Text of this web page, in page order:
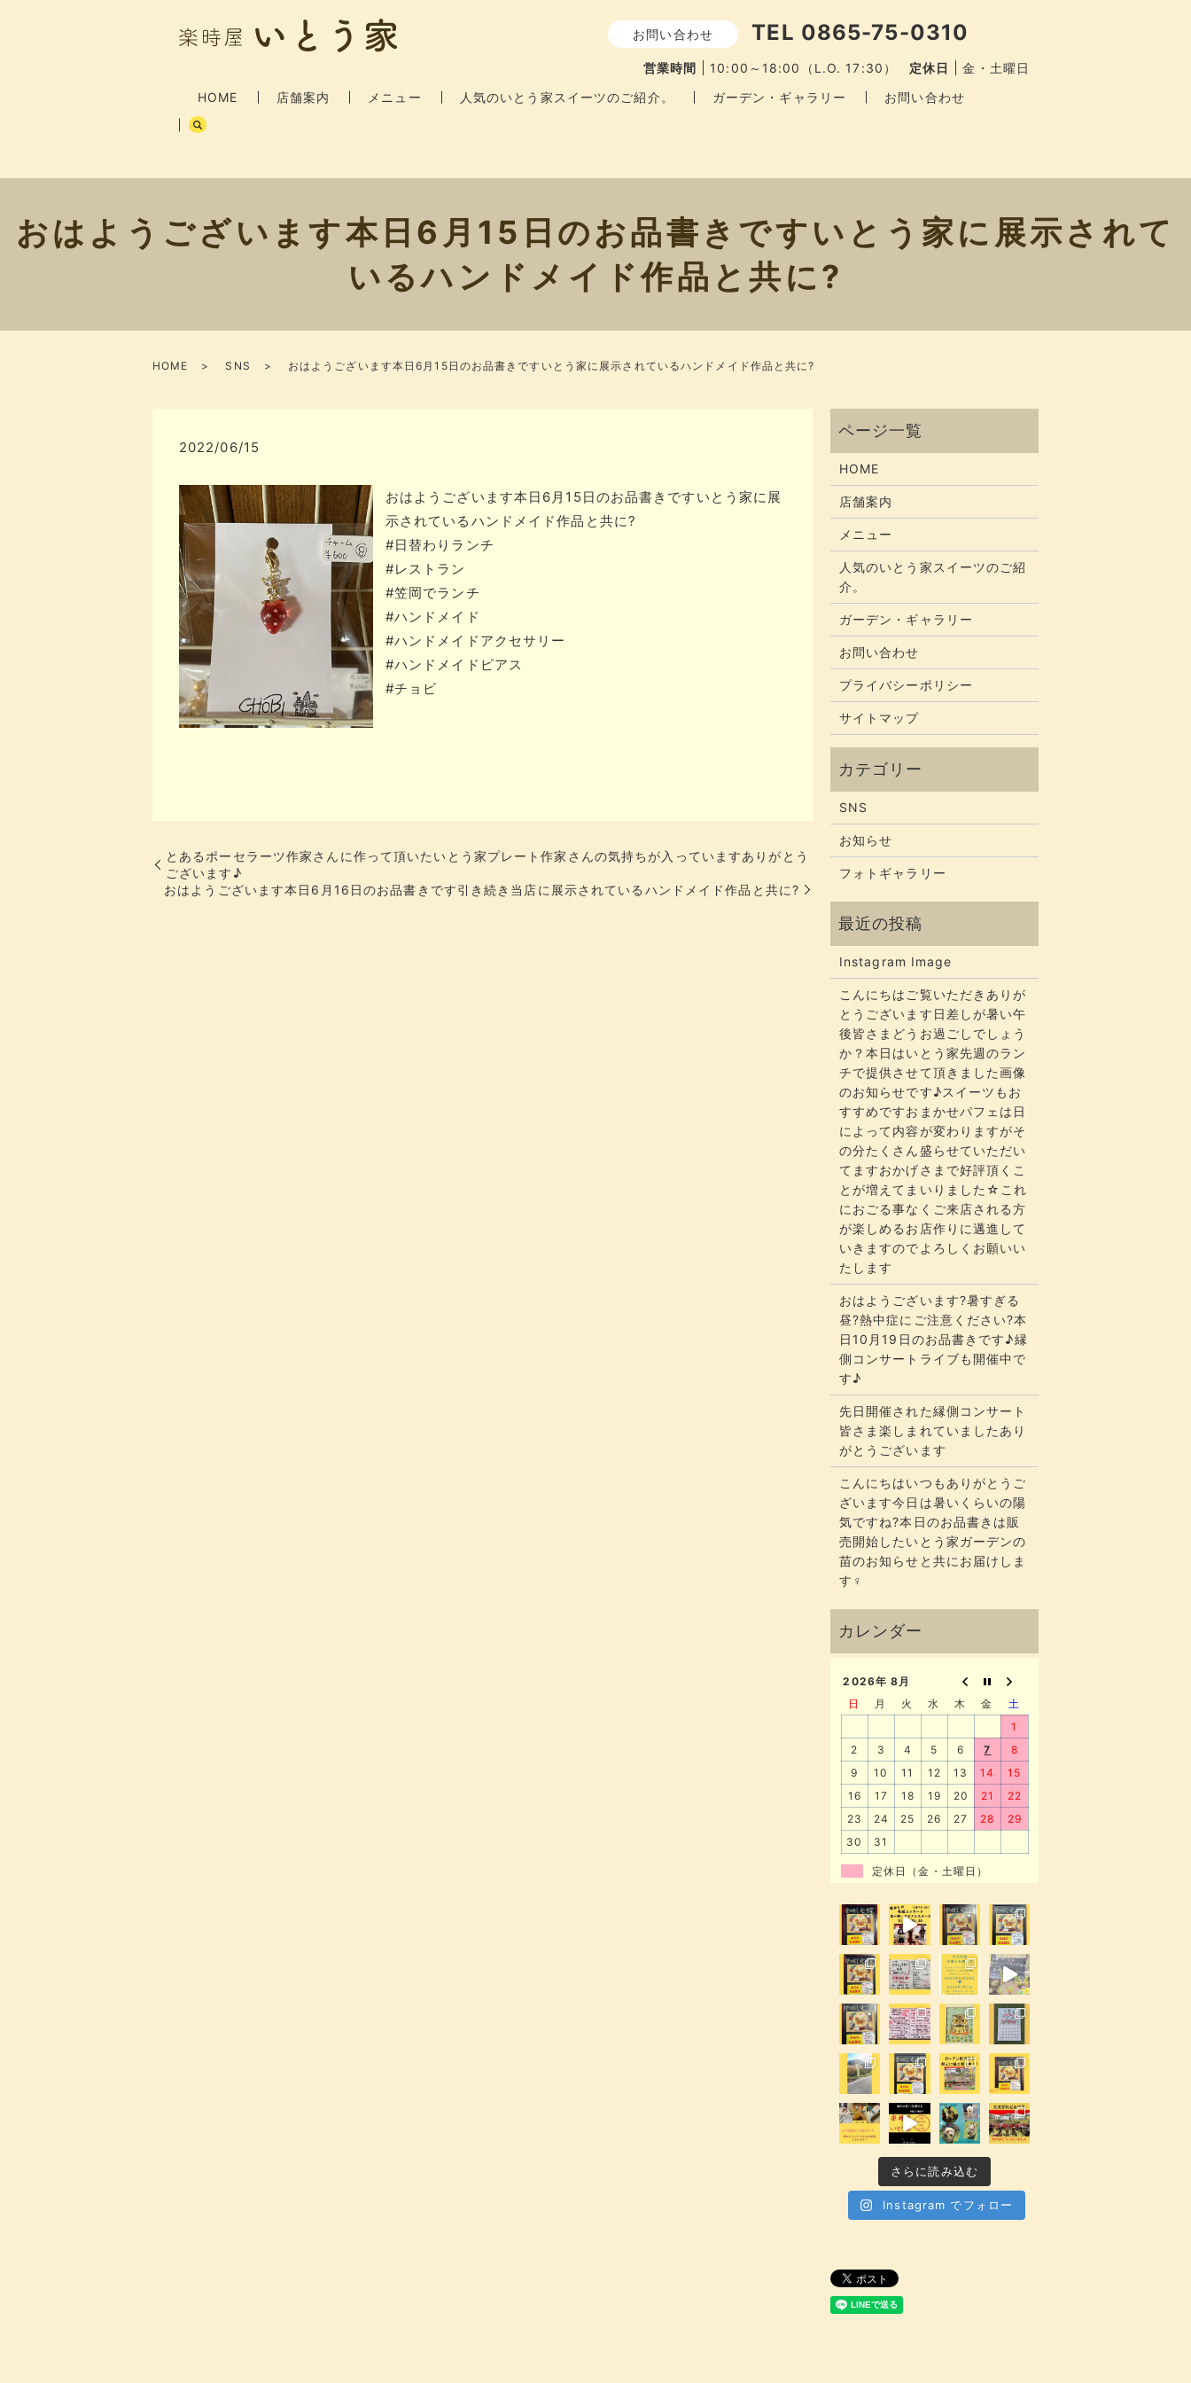
HOME 店舗案内 メニュー 人気のいとう家スイーツのご紹介。 ガーデン・ギャラリー お問い合わせ
お問い合わせ TEL 0865-75-0310
営業時間 10:00～18:00（L.O. 17:30） 定休日 金・土曜日
おはようございます本日6月15日のお品書きですいとう家に展示されて
いるハンドメイド作品と共に?
HOME SNS おはようございます本日6月15日のお品書きですいとう家に展示されているハンドメイド作品と共に?
2022/06/15
おはようございます本日6月15日のお品書きですいとう家に展
示されているハンドメイド作品と共に?
#日替わりランチ
#レストラン
#笠岡でランチ
#ハンドメイド
#ハンドメイドアクセサリー
#ハンドメイドピアス
#チョビ
とあるポーセラーツ作家さんに作って頂いたいとう家プレート作家さんの気持ちが入っていますありがとう
ございます♪
おはようございます本日6月16日のお品書きです引き続き当店に展示されているハンドメイド作品と共に?
HOME
店舗案内
メニュー
人気のいとう家スイーツのご紹
介。
ガーデン・ギャラリー
お問い合わせ
プライバシーポリシー
サイトマップ
SNS
お知らせ
フォトギャラリー
Instagram Image
こんにちはご覧いただきありが
とうございます​​​日差しが暑い午
後皆さまどうお過ごしでしょう
か？​​​本日はいとう家先週のラン
チで提供させて頂きました画像
のお知らせです♪スイーツもお
すすめですおまかせパフェは日
によって内容が変わりますがそ
の分たくさん盛らせていただい
てます​​​おかげさまで好評頂くこ
とが増えてまいりました☆​​これ
におごる事なくご来店される方
が楽しめるお店作りに邁進して
いきますのでよろしくお願いい
たします
おはようございます?暑すぎる
昼?熱中症にご注意ください?本
日10月19日のお品書きです♪縁
側コンサートライブも開催中で
す♪
先日開催された縁側コンサート
皆さま楽しまれていましたあり
がとうございます
こんにちはいつもありがとうご
ざいます今日は暑いくらいの陽
気ですね?本日のお品書きは販
売開始したいとう家ガーデンの
苗のお知らせと共にお届けしま
す‍♀️
2026年 8月
日
月 火 水 木 金
土
1
2
3 4 5 6 7
8
9
10 11 12 13 14
15
16
17 18 19 20 21
22
23
24 25 26 27 28
29
30
31
定休日（金・土曜日）
さらに読み込む
Instagram でフォロー